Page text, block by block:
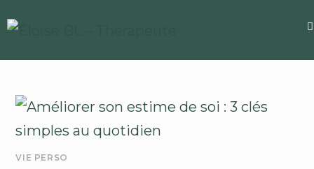
VIE PERSO